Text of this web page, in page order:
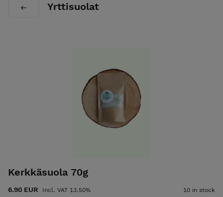
Laita sähköpostia tai viestiä muuta kautta, mikäli
Yrttisuolat
Kerkkäsuola 70g
6.90 EUR Incl. VAT 13.50% 10 in stock